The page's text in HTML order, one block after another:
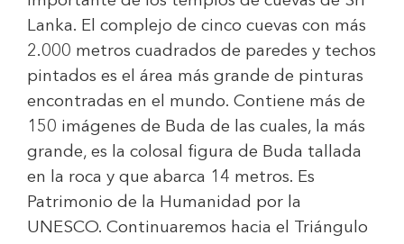
Lanka. El complejo de cinco cuevas con más
2.000 metros cuadrados de paredes y techos
pintados es el área más grande de pinturas
encontradas en el mundo. Contiene más de
150 imágenes de Buda de las cuales, la más
grande, es la colosal figura de Buda tallada
en la roca y que abarca 14 metros. Es
Patrimonio de la Humanidad por la
UNESCO. Continuaremos hacia el Triángulo